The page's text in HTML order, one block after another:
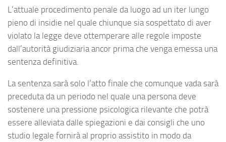
L’attuale procedimento penale da luogo ad un iter lungo
pieno di insidie nel quale chiunque sia sospettato di aver
violato la legge deve ottemperare alle regole imposte
dall’autorità giudiziaria ancor prima che venga emessa una
sentenza definitiva.
La sentenza sarà solo l’atto finale che comunque vada sarà
preceduta da un periodo nel quale una persona deve
sostenere una pressione psicologica rilevante che potrà
essere alleviata dalle spiegazioni e dai consigli che uno
studio legale fornirà al proprio assistito in modo da